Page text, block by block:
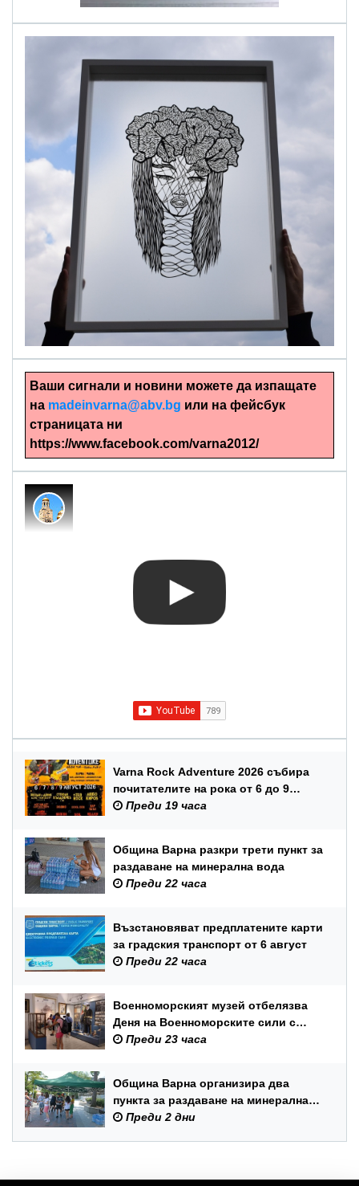
Ръчно изрязани картини
Ваши сигнали и новини можете да изпащате
на madeinvarna@abv.bg или на фейсбук
страницата ни
https://www.facebook.com/varna2012/
Varna Rock Adventure 2026 събира
почитателите на рока от 6 до 9
август в Аспарухов парк
Преди 19 часа
Община Варна разкри трети пункт за
раздаване на минерална вода
Преди 22 часа
Възстановяват предплатените карти
за градския транспорт от 6 август
Преди 22 часа
Военноморският музей отбелязва
Деня на Военноморските сили с
вход свободен и филмови
Преди 23 часа
Община Варна организира два
пункта за раздаване на минерална
водаПреди 2 дни